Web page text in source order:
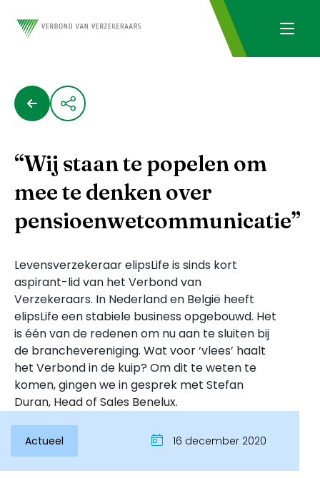
“Wij staan te popelen om
mee te denken over
pensioenwetcommunicatie”
Levensverzekeraar elipsLife is sinds kort
aspirant-lid van het Verbond van
Verzekeraars. In Nederland en België heeft
elipsLife een stabiele business opgebouwd. Het
is één van de redenen om nu aan te sluiten bij
de branchevereniging. Wat voor ‘vlees’ haalt
het Verbond in de kuip? Om dit te weten te
komen, gingen we in gesprek met Stefan
Duran, Head of Sales Benelux.
Actueel 16 december 2020